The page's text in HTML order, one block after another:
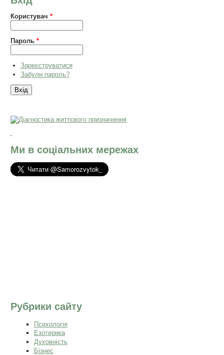
Користувач*
Пароль*
Зареєструватися
Забули пароль?
Ми в соціальних мережах
Рубрики сайту
Психологія
Езотерика
Духовність
Бізнес